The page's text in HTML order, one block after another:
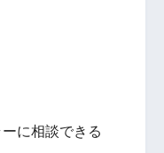
に相談できる